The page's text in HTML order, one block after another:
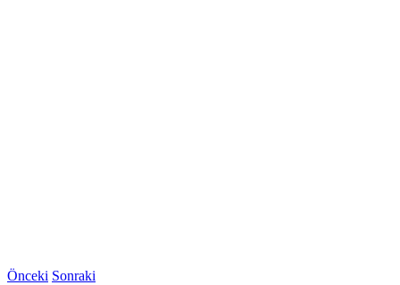
Önceki Sonraki